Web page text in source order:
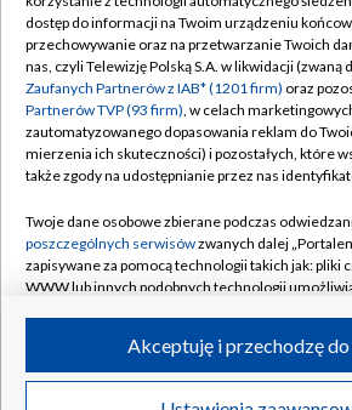
TVP
Abonament TVP
Emisja w TVP
Centrum informacji TVP
Naziemna Telewizja Cyfrowa
Rada Programowa
System NOS
Informacje o nadawcy
Program dla prasy
Regulamin TVP
Polityka
Moje zgody
Pomoc
Kontakt
Kanały
©2026 Telewizja Polska S.A.
dostęp do informacji na Twoim urządzeniu
przechowywanie oraz na przetwarzanie Twoich
nas, czyli Telewizję Polską S.A. w likwidacji (zwaną
Zaufanych Partnerów z IAB* (1201 firm) oraz
Partnerów TVP (93 firm), w celach
zautomatyzowanego dopasowania reklam do
mierzenia ich skuteczności) i pozostałych, które
także zgody na udostępnianie przez nas
Twoje dane osobowe zbierane podczas
poszczególnych serwisówzwanych dalej
zapisywane za pomocą technologii takich jak: pliki
WWW lub innych podobnych technologii
ruchu w Internecie.
Twoje dane osobowe zbierane podczas
Akceptuję i przechodzę